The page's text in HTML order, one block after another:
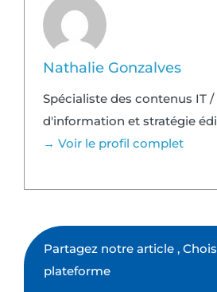
Nathalie Gonzalves
Spécialiste des contenus IT
d'information et stratégie
→ Voir le profil complet
Partagez notre article ,
plateforme